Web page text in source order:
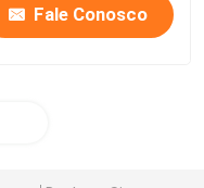
Fale Conosco